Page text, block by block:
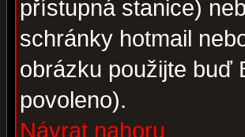
přístupná stanice)
schránky hotmail
obrázku použijte buď
povoleno).
Návrat nahoru